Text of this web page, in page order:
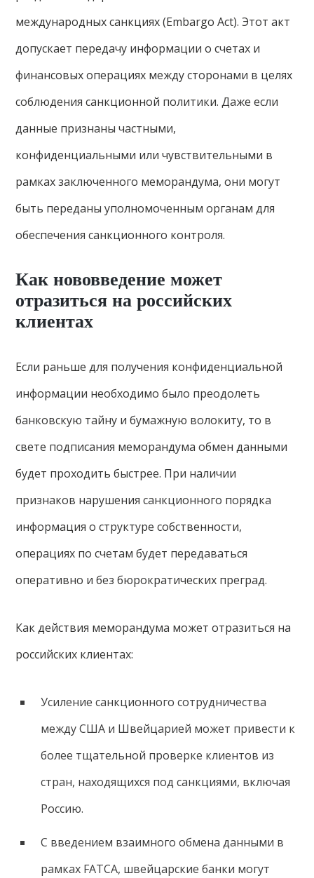
международных санкциях (Embargo Act). Этот акт
допускает передачу информации о счетах и
финансовых операциях между сторонами в целях
соблюдения санкционной политики. Даже если
данные признаны частными,
конфиденциальными или чувствительными в
рамках заключенного меморандума, они могут
быть переданы уполномоченным органам для
обеспечения санкционного контроля.
Как нововведение может
отразиться на российских
клиентах
Если раньше для получения конфиденциальной
информации необходимо было преодолеть
банковскую тайну и бумажную волокиту, то в
свете подписания меморандума обмен данными
будет проходить быстрее. При наличии
признаков нарушения санкционного порядка
информация о структуре собственности,
операциях по счетам будет передаваться
оперативно и без бюрократических преград.
Как действия меморандума может отразиться на
российских клиентах:
Усиление санкционного сотрудничества
между США и Швейцарией может привести к
более тщательной проверке клиентов из
стран, находящихся под санкциями, включая
Россию.
С введением взаимного обмена данными в
рамках FATCA, швейцарские банки могут